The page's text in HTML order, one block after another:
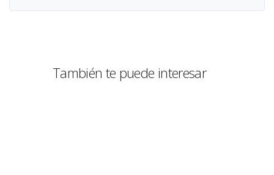
También te puede interesar